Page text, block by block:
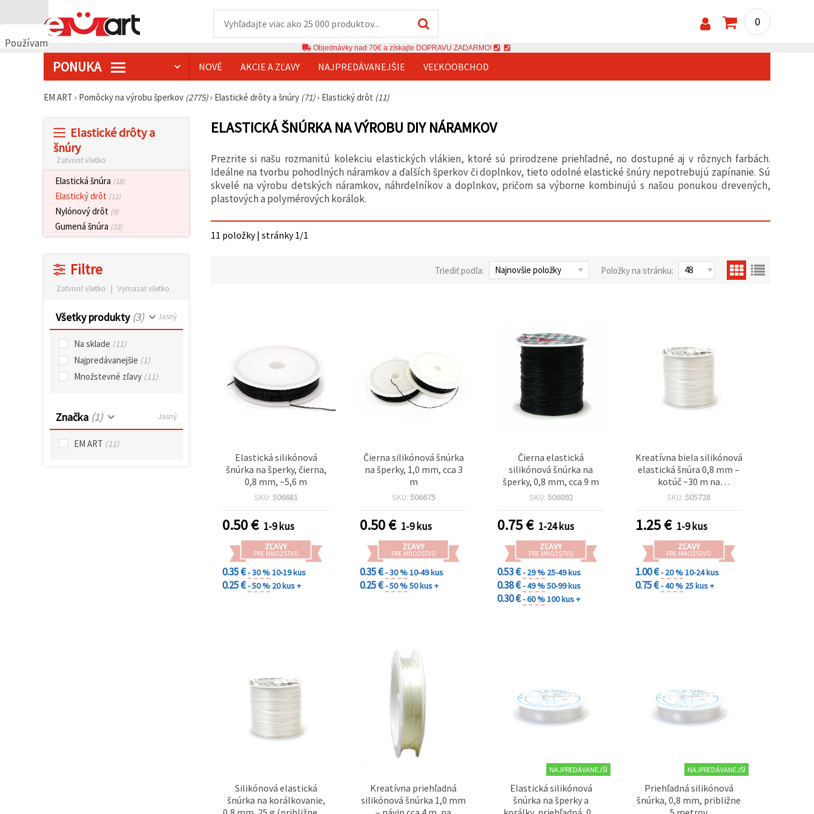
Používame
návštevnosť
0
Objednávky nad 70€ a získajte DOPRAVU ZADARMO!
PONUKA NOVÉ AKCIE A ZĽAVY NAJPREDÁVANEJŠIE VEĽKOOBCHOD
EM ART › Pomôcky na výrobu šperkov (2775)› Elastické drôty a šnúry (71)› Elastický drôt (11)
Elastické drôty a
šnúry
Zatvoriť všetko
Elastická šnúra (18)
Elastický drôt (11)
Nylónový drôt (9)
Gumená šnúra (33)
Filtre
Zatvoriť všetko | Vymazať všetko
Všetky produkty (3) Jasný
Na sklade (11)
Najpredávanejšie (1)
Množstevné zľavy (11)
Značka (1) Jasný
EM ART (11)
ELASTICKÁ ŠNÚRKA NA VÝROBU DIY NÁRAMKOV
Prezrite si našu rozmanitú kolekciu elastických vlákien, ktoré sú prirodzene priehľadné, no dostupné aj v rôznych farbách.
Ideálne na tvorbu pohodlných náramkov a ďalších šperkov či doplnkov, tieto odolné elastické šnúry nepotrebujú zapínanie. Sú
skvelé na výrobu detských náramkov, náhrdelníkov a doplnkov, pričom sa výborne kombinujú s našou ponukou drevených,
plastových a polymérových korálok.
11 položky | stránky 1/1
Triediť podľa: Položky na stránku:
Elastická silikónová
šnúrka na šperky, čierna,
0,8 mm, ~5,6 m
SKU: 506681
0.50€ 1-9 kus
ZĽAVY
PRE MNOŽSTVO
0.35 €- 30 %10-19 kus
0.25 €- 50 % 20 kus +
Čierna silikónová šnúrka
na šperky, 1,0 mm, cca 3
m
SKU: 506675
0.50€ 1-9 kus
ZĽAVY
PRE MNOŽSTVO
0.35 €- 30 %10-49 kus
0.25 €- 50 %50 kus +
Čierna elastická
silikónová šnúrka na
šperky, 0,8 mm, cca 9 m
SKU: 506092
0.75€ 1-24 kus
ZĽAVY
PRE MNOŽSTVO
0.53 €- 29 % 25-49 kus
0.38 €- 49 %50-99 kus
0.30 €- 60 %100 kus +
Kreatívna biela silikónová
elastická šnúra 0,8 mm –
kotúč ~30 m na
handmade šperky,
korálok a DIY projekty
SKU:505728
1.25€ 1-9 kus
ZĽAVY
PRE MNOŽSTVO
1.00 €- 20 %10-24 kus
0.75 €- 40 % 25 kus +
Silikónová elastická
šnúrka na korálkovanie,
Kreatívna priehľadná
silikónová šnúrka 1,0 mm
NAJPREDÁVANEJŠÍ
Elastická silikónová
šnúrka na šperky a
NAJPREDÁVANEJŠÍ
Priehľadná silikónová
šnúrka, 0,8 mm, približne